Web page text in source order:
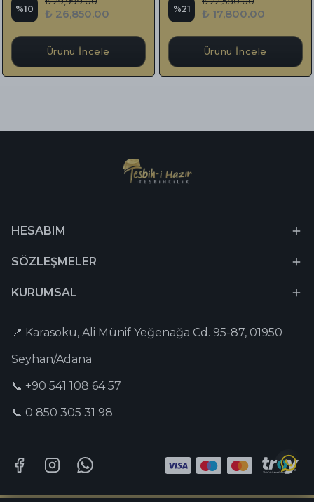
%10 ₺ 26,850.00
Ürünü İncele
%21 ₺ 17,800.00
Ürünü İncele
HESABIM
SÖZLEŞMELER
KURUMSAL
📍 Karasoku, Ali Münif Yeğenağa Cd. 95-87, 01950
Seyhan/Adana
📞 +90 541 108 64 57
📞 0 850 305 31 98